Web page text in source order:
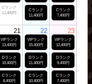
Cランク
11,400円
Cランク
11,400円
Cランク
7,400円
21
VIPランク
13,400円
Dランク
10,400円
Cランク
8,400円
22
VIPランク
15,400円
Dランク
11,400円
Cランク
10,400円
23
VIPランク
12,400円
Dランク
9,400円
Cランク
7,400円